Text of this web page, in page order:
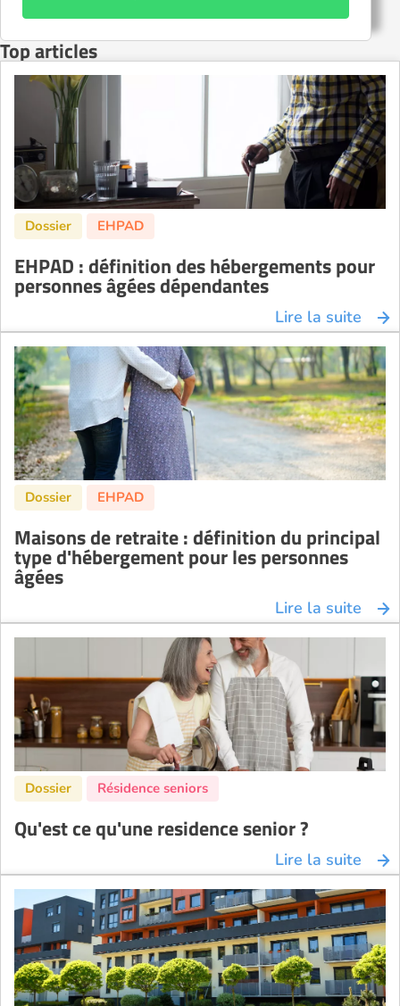
Top articles
EHPAD : définition des hébergements pour
personnes âgées dépendantes
Lire la suite
Maisons de retraite : définition du principal
type d'hébergement pour les personnes
âgées
Lire la suite
Qu'est ce qu'une residence senior ?
Lire la suite